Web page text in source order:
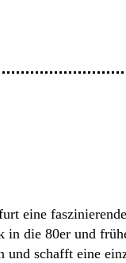
eine
in die 80er und
und schafft eine